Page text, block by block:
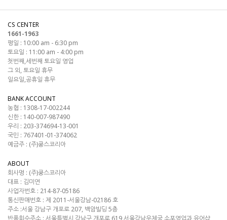
CS CENTER
1661-1963
평일 : 10:00 am - 6:30 pm
토요일 : 11:00 am - 4:00 pm
첫번째,세번째 토요일 영업
그 외, 토요일 휴무
일요일,공휴일 휴무
BANK ACCOUNT
농협 : 1308-17-002244
신한 : 140-007-987490
우리 : 203-374694-13-001
국민 : 767401-01-374062
예금주 : (주)쿵스코리아
ABOUT
회사명 : (주)쿵스코리아
대표 : 김미연
사업자번호 : 214-87-05186
통신판매번호 : 제 2011-서울강남-02186 호
주소 :서울 강남구 개포로 207, 백암빌딩 5층
반품회수주소 : 서울특별시 강남구 개포로 619 서울강남우체국 소포영업과 유어샵